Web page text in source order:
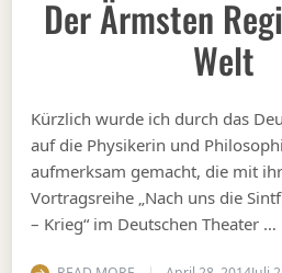
Der Ärmsten
Welt
Kürzlich wurde ich durch das
auf die Physikerin und
aufmerksam gemacht, die mit
Vortragsreihe „Nach uns die
– Krieg“ im Deutschen Theater …